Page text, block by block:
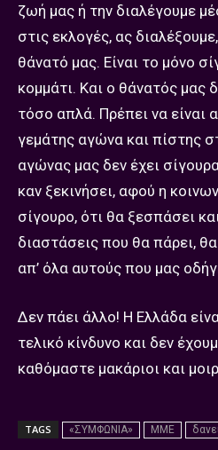
ζωή μας ή την διαλέγουμε
στις εκλογές, ας
θάνατό μας. Είναι το μόνο
κομμάτι. Και ο θάνατός μας
τόσο απλά. Πρέπει να είναι
γεμάτης αγώνα και πίστης
αγώνας μας δεν έχει
καν ξεκινήσει, αφού η
σίγουρο, ότι θα ξεσπάσει
διαστάσεις που θα πάρει,
απ’ όλα αυτούς που μας
Δεν πάει άλλο! Η Ελλάδα
τελικό κίνδυνο και δεν
καθόμαστε μακάριοι και
TAGS «ΣΥΜΦΩΝΙΑ» MME